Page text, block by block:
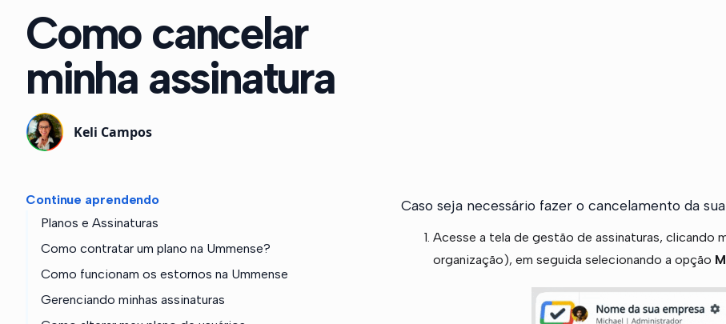
Como cancelar
minha assinatura
Keli Campos
Continue aprendendo
Planos e Assinaturas
Como contratar um plano na Ummense?
Como funcionam os estornos na Ummense
Gerenciando minhas assinaturas
Caso seja necessário fazer o cancelamento da
Acesse a tela de gestão de assinaturas, clicando
organização), em seguida selecionando a opção